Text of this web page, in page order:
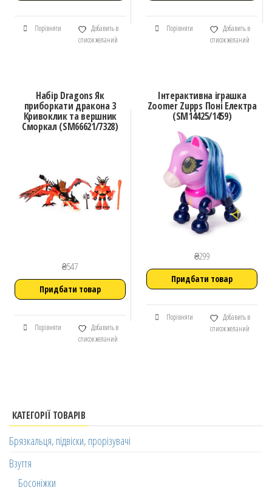
Порівняти
Добавить в
список желаний
Порівняти
Добавить в
список желаний
Набір Dragons Як
приборкати дракона 3
Кривоклик та вершник
Сморкал (SM66621/7328)
₴547
Придбати товар
Порівняти
Добавить в
список желаний
Інтерактивна іграшка
Zoomer Zupps Поні Електра
(SM14425/1459)
₴299
Придбати товар
Порівняти
Добавить в
список желаний
КАТЕГОРІЇ ТОВАРІВ
Брязкальця, підвіски, прорізувачі
Взуття
Босоніжки